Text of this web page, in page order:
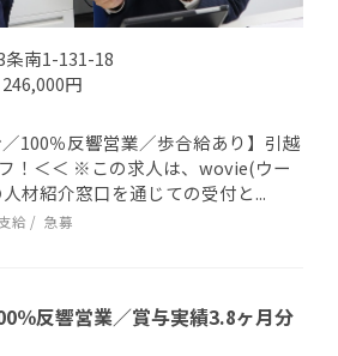
南1-131-18
円
100％反響営業／歩合給あり】引越
！＜＜ ※この求人は、wovie(ウー
材紹介窓口を通じての受付と...
給 急募
％反響営業／賞与実績3.8ヶ月分